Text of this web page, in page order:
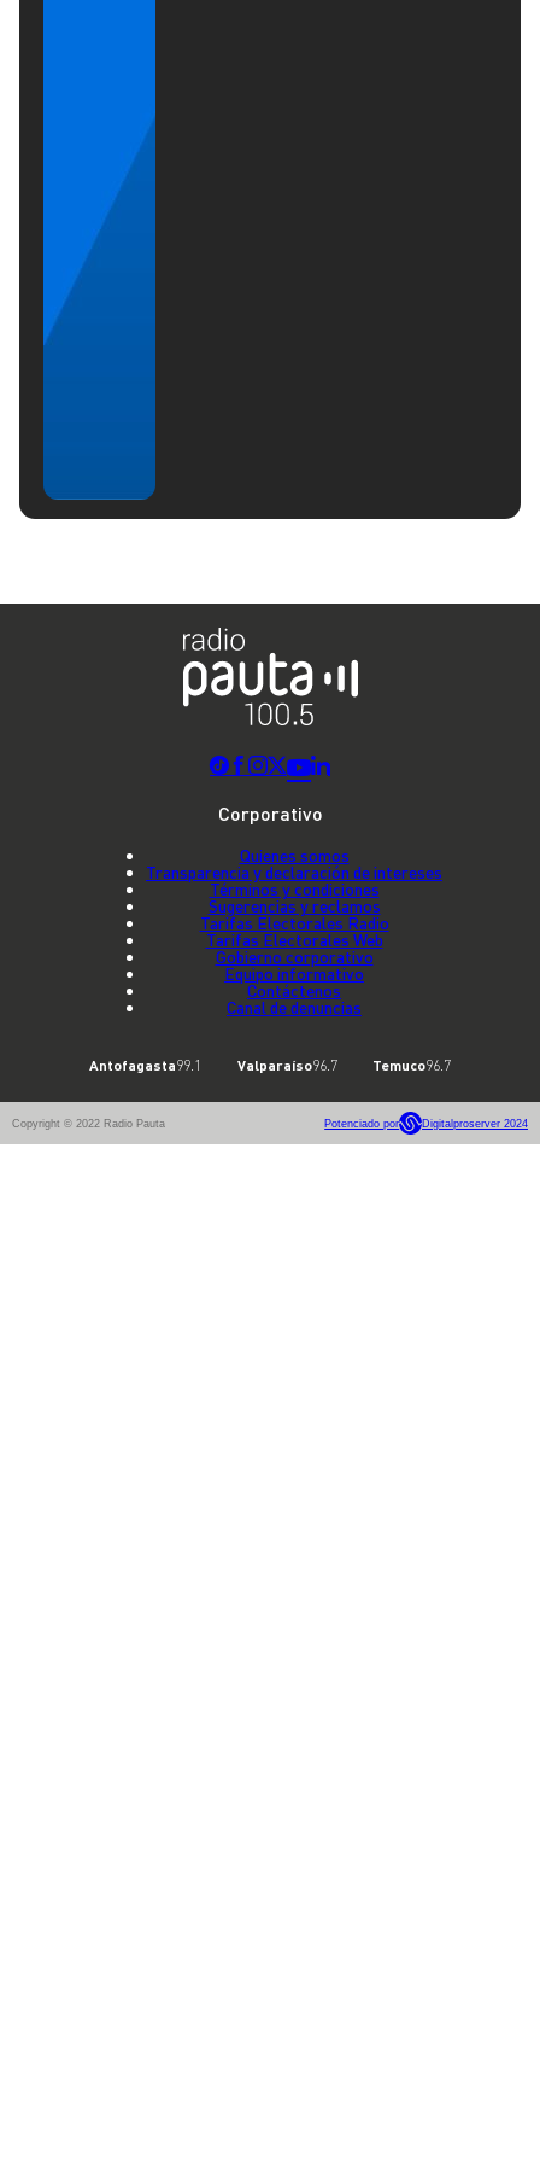
Corporativo
Quienes somos
Transparencia y declaración de intereses
Términos y condiciones
Sugerencias y reclamos
Tarifas Electorales Radio
Tarifas Electorales Web
Gobierno corporativo
Equipo informativo
Contáctenos
Canal de denuncias
Antofagasta99.1 Valparaíso96.7 Temuco96.7
Copyright © 2022 Radio Pauta Potenciado por Digitalproserver 2024